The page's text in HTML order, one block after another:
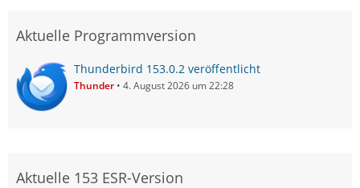
Aktuelle Programmversion
Thunderbird 153.0.2 veröffentlicht
Thunder 4. August 2026 um 22:28
Aktuelle 153 ESR-Version